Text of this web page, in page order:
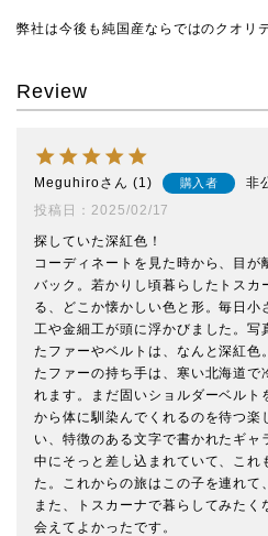
弊社は今後も純国産ならではのクオリ
Review
Meguhiro 1 購入者
非
投稿日
2025/02/17
探していた深紅色！
コーディネートを見た時から、目が
バック。若かりし頃暮らしたトスカ
る、どこか懐かしい色と形。毎日小
工や金細工が頭に浮かびました。写
たファーやベルトは、なんと深紅色
たファーの持ち手は、寒い北海道で
れます。まだ固いショルダーベルト
から体に馴染んでくれるのを待つ楽
い、特徴のある文字で書かれたギ
中にそっと差し込まれていて、これ
た。これからの旅はこの子を連れて
また、トスカーナで暮らしてみた
会えてよかったです。